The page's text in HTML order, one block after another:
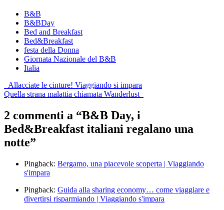
B&B
B&BDay
Bed and Breakfast
Bed&Breakfast
festa della Donna
Giornata Nazionale del B&B
Italia
Post
navigation
Allacciate le cinture! Viaggiando si impara
Quella strana malattia chiamata Wanderlust
2 commenti a “B&B Day, i
Bed&Breakfast italiani regalano una
notte”
Pingback: Bergamo, una piacevole scoperta | Viaggiando
s'impara
Pingback: Guida alla sharing economy… come viaggiare e
divertirsi risparmiando | Viaggiando s'impara